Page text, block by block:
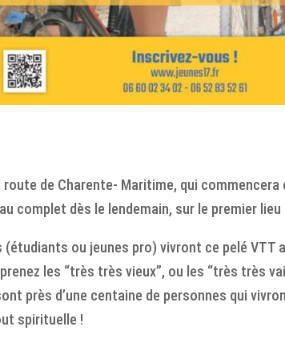
route de Charente- Maritime, qui
complet dès le lendemain, sur le premier
ou jeunes pro) vivront ce pelé
les “très très vieux”, ou les “très très
près d’une centaine de personnes qui
spirituelle !